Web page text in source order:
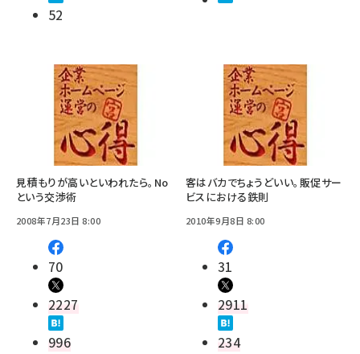
52
見積もりが高いといわれたら。No
という交渉術
2008年7月23日 8:00
70
2227
996
客はバカでちょうどいい。販促サー
ビスにおける鉄則
2010年9月8日 8:00
31
2911
234